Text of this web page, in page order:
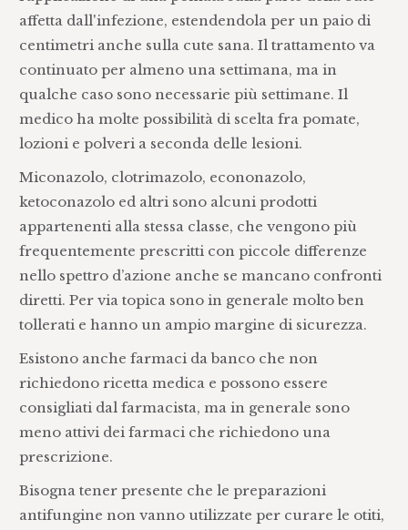
affetta dall'infezione, estendendola per un paio di
centimetri anche sulla cute sana. Il trattamento va
continuato per almeno una settimana, ma in
qualche caso sono necessarie più settimane. Il
medico ha molte possibilità di scelta fra pomate,
lozioni e polveri a seconda delle lesioni.
Miconazolo, clotrimazolo, econonazolo,
ketoconazolo ed altri sono alcuni prodotti
appartenenti alla stessa classe, che vengono più
frequentemente prescritti con piccole differenze
nello spettro d’azione anche se mancano confronti
diretti. Per via topica sono in generale molto ben
tollerati e hanno un ampio margine di sicurezza.
Esistono anche farmaci da banco che non
richiedono ricetta medica e possono essere
consigliati dal farmacista, ma in generale sono
meno attivi dei farmaci che richiedono una
prescrizione.
Bisogna tener presente che le preparazioni
antifungine non vanno utilizzate per curare le otiti,